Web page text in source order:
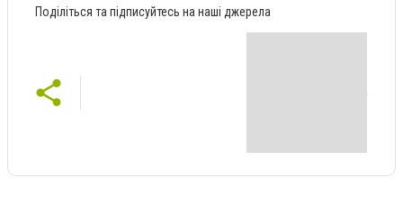
Поділіться та підписуйтесь на наші джерела